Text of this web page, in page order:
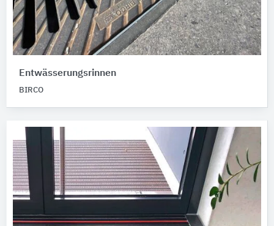
Entwässerungsrinnen
BIRCO